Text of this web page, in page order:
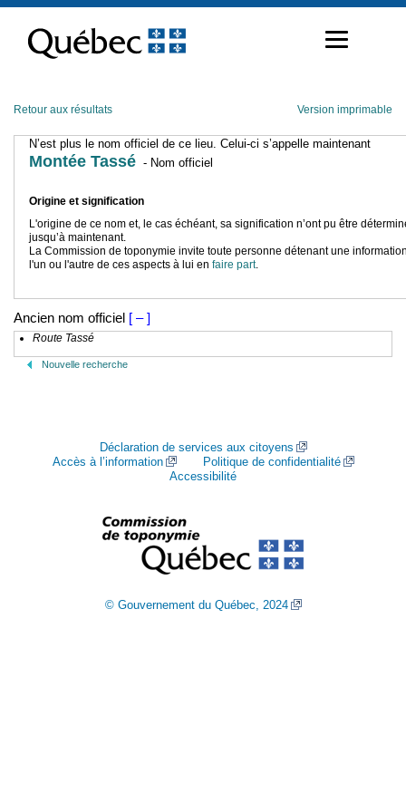
contenu
Retour aux résultats Version imprimable
N’est plus le nom officiel de ce lieu. Celui-ci s’appelle maintenant
Montée Tassé - Nom officiel
Origine et signification
L'origine de ce nom et, le cas échéant, sa signification n’ont pu être
jusqu’à maintenant.
La Commission de toponymie invite toute personne détenant une
l'un ou l'autre de ces aspects à lui en faire part.
Ancien nom officiel [ – ]
Route Tassé
Nouvelle recherche
Déclaration de services aux citoyens
Accès à l’information
Politique de confidentialité
Accessibilité
© Gouvernement du Québec, 2024